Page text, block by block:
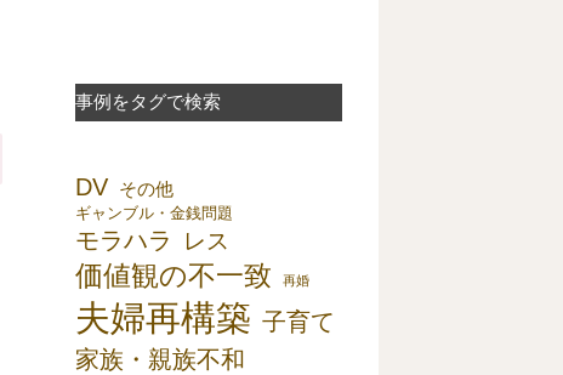
事例をタグで検索
DV その他
ギャンブル・金銭問題
モラハラ レス
価値観の不一致 再婚
夫婦再構築 子育て
家族・親族不和